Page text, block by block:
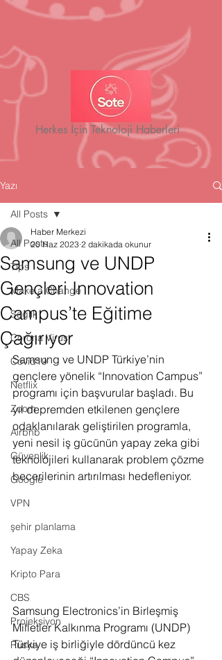
Herkes İçin Teknoloji Haberleri
Yazı
All Posts
Tips
Make a Change
Sağlık
Corona Virus
Covid19
Netflix
Zoom
Airbnb
Güvenlik
Google
VPN
şehir planlama
Yapay Zeka
Kripto Para
CBS
Projeksiyon
Rusya
All Posts
Samsung ve UNDP
Gençleri Innovation
Campus’te Eğitime
Çağırıyor
Haber Merkezi
20 Haz 2023 2 dakikada okunur
Samsung ve UNDP Türkiye’nin
gençlere yönelik “Innovation Campus”
programı için başvurular başladı. Bu
yıl depremden etkilenen gençlere
odaklanılarak geliştirilen programla,
yeni nesil iş gücünün yapay zeka gibi
teknolojileri kullanarak problem çözme
becerilerinin artırılması hedefleniyor.
Samsung Electronics’in Birleşmiş
Milletler Kalkınma Programı (UNDP)
Türkiye iş birliğiyle dördüncü kez